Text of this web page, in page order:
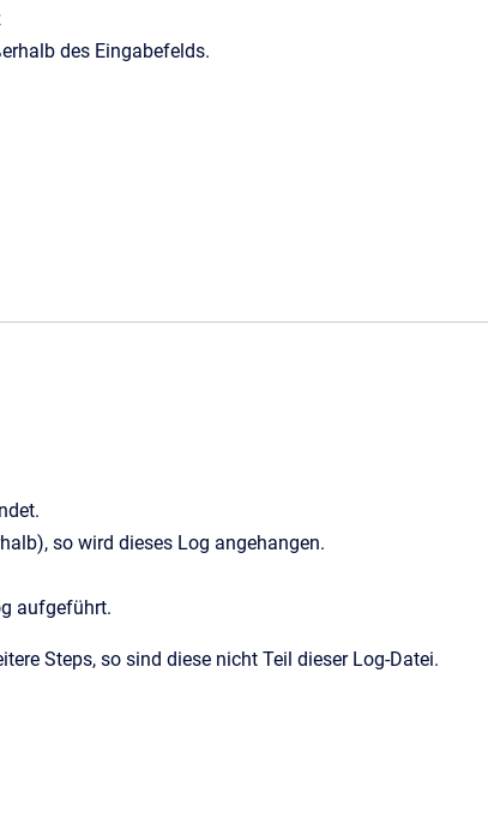
des Eingabefelds.
so wird dieses Log angehangen.
aufgeführt.
Steps, so sind diese nicht Teil dieser Log-Datei.